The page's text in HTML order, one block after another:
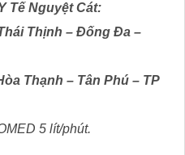
Tế Nguyệt Cát:
Thịnh – Đống Đa –
Thạnh – Tân Phú – TP
5 lít/phút.